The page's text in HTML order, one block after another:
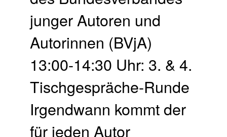
junger Autoren und
Autorinnen (BVjA)
13:00-14:30 Uhr: 3. & 4.
Tischgespräche-Runde
Irgendwann kommt der
für jeden Autor